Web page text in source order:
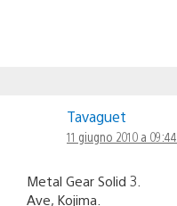
Tavaguet
11 giugno 2010 a 09:44
Metal Gear Solid 3.
Ave, Kojima.